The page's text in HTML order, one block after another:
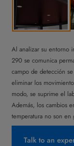
Al analizar su entorno
290 se comunica
campo de detección
eliminar los
modo, se suprime el
Además, los cambios
temperatura no son en
Talk to an